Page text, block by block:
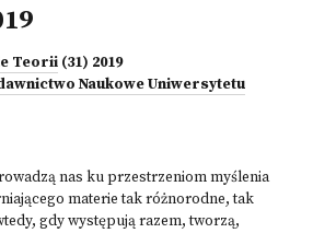
Teorii (31) 2019
Naukowe Uniwersytetu
nas ku przestrzeniom myślenia
materie tak różnorodne, tak
gdy występują razem, tworzą,